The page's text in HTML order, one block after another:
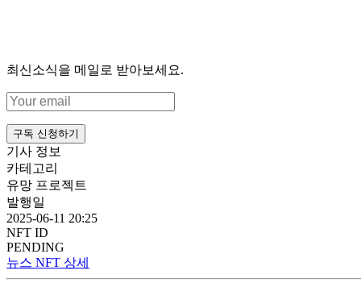
최신소식을 메일로 받아보세요.
구독 신청하기
기사 정보
카테고리
유망 프로젝트
발행일
2025-06-11 20:25
NFT ID
PENDING
뉴스 NFT 상세